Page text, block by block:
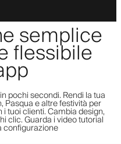
semplice
flessibile
pochi secondi. Rendi la tua
Pasqua e altre festività per
tuoi clienti. Cambia design,
clic. Guarda i video tutorial
configurazione